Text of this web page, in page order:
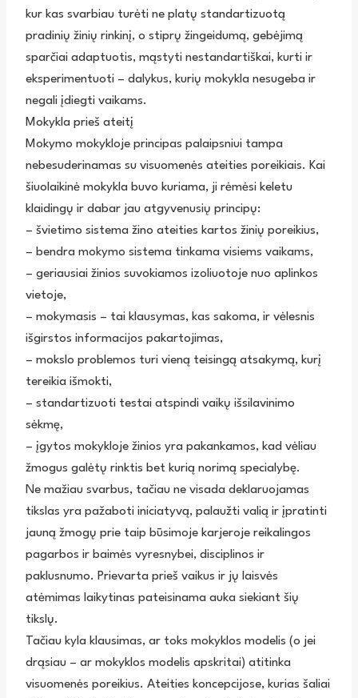
kur kas svarbiau turėti ne platų standartizuotą
pradinių žinių rinkinį, o stiprų žingeidumą, gebėjimą
sparčiai adaptuotis, mąstyti nestandartiškai, kurti ir
eksperimentuoti – dalykus, kurių mokykla nesugeba ir
negali įdiegti vaikams.
Mokykla prieš ateitį
Mokymo mokykloje principas palaipsniui tampa
nebesuderinamas su visuomenės ateities poreikiais. Kai
šiuolaikinė mokykla buvo kuriama, ji rėmėsi keletu
klaidingų ir dabar jau atgyvenusių principų:
– švietimo sistema žino ateities kartos žinių poreikius,
– bendra mokymo sistema tinkama visiems vaikams,
– geriausiai žinios suvokiamos izoliuotoje nuo aplinkos
vietoje,
– mokymasis – tai klausymas, kas sakoma, ir vėlesnis
išgirstos informacijos pakartojimas,
– mokslo problemos turi vieną teisingą atsakymą, kurį
tereikia išmokti,
– standartizuoti testai atspindi vaikų išsilavinimo
sėkmę,
– įgytos mokykloje žinios yra pakankamos, kad vėliau
žmogus galėtų rinktis bet kurią norimą specialybę.
Ne mažiau svarbus, tačiau ne visada deklaruojamas
tikslas yra pažaboti iniciatyvą, palaužti valią ir įpratinti
jauną žmogų prie taip būsimoje karjeroje reikalingos
pagarbos ir baimės vyresnybei, disciplinos ir
paklusnumo. Prievarta prieš vaikus ir jų laisvės
atėmimas laikytinas pateisinama auka siekiant šių
tikslų.
Tačiau kyla klausimas, ar toks mokyklos modelis (o jei
drąsiau – ar mokyklos modelis apskritai) atitinka
visuomenės poreikius. Ateities koncepcijose, kurias šaliai